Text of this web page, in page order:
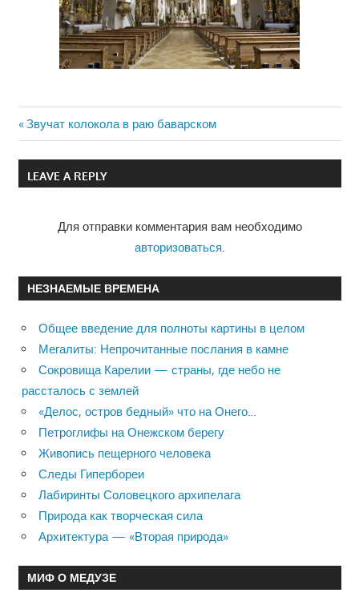
Навигация
по
Previous
Post:
Звучат колокола в раю баварском
LEAVE A REPLY
Для отправки комментария вам необходимо
авторизоваться.
НЕЗНАЕМЫЕ ВРЕМЕНА
Общее введение для полноты картины в целом
Мегалиты: Непрочитанные послания в камне
Сокровища Карелии — страны, где небо не
рассталось с землей
«Делос, остров бедный» что на Онего…
Петроглифы на Онежском берегу
Живопись пещерного человека
Следы Гипербореи
Лабиринты Соловецкого архипелага
Природа как творческая сила
Архитектура — «Вторая природа»
МИФ О МЕДУЗЕ